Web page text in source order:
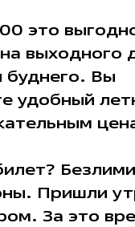
это
выходного
буднего. Вы
удобный
Пришли
За это